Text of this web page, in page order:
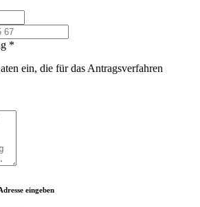
*
ein, die für das Antragsverfahren
eingeben